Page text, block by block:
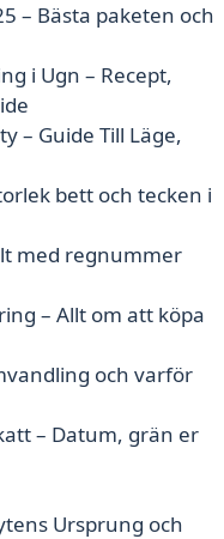
– Bästa paketen och
i Ugn – Recept,
– Guide Till Läge,
bett och tecken i
med regnummer
– Allt om att köpa
och varför
– Datum, grän er
Ursprung och